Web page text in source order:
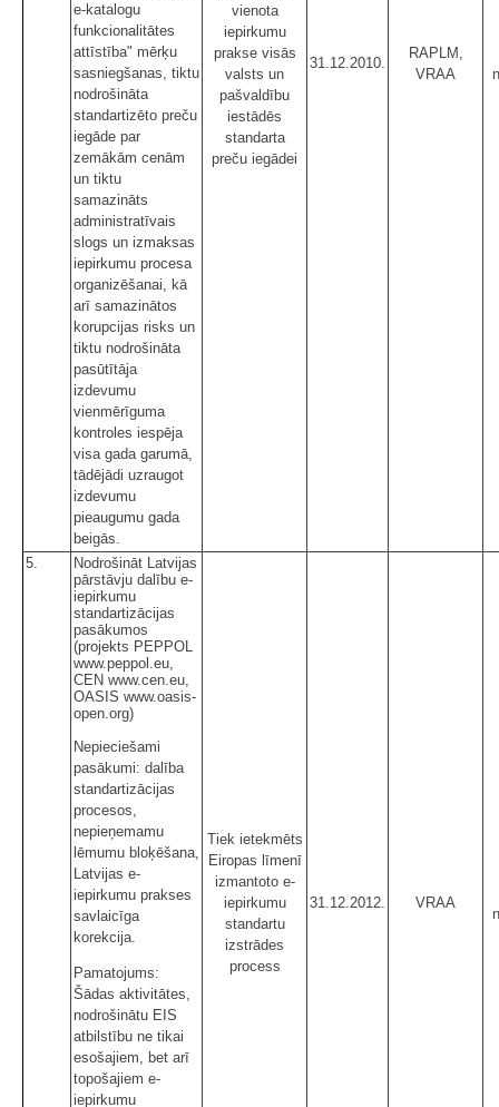
e-katalogu
funkcionalitātes
attīstība" mērķu
sasniegšanas, tiktu
nodrošināta
standartizēto preču
iegāde par
zemākām cenām
un tiktu
samazināts
administratīvais
slogs un izmaksas
iepirkumu procesa
organizēšanai, kā
arī samazinātos
korupcijas risks un
tiktu nodrošināta
pasūtītāja
izdevumu
vienmērīguma
kontroles iespēja
visa gada garumā,
tādējādi uzraugot
izdevumu
pieaugumu gada
beigās.
vienota
iepirkumu
prakse visās
valsts un
pašvaldību
iestādēs
standarta
preču iegādei
31.12.2010.
RAPLM,
VRAA
5.
Nodrošināt Latvijas
pārstāvju dalību e-
iepirkumu
standartizācijas
pasākumos
(projekts PEPPOL
www.peppol.eu,
CEN www.cen.eu,
OASIS www.oasis-
open.org)
Nepieciešami
pasākumi: dalība
standartizācijas
procesos,
nepieņemamu
lēmumu bloķēšana,
Latvijas e-
iepirkumu prakses
savlaicīga
korekcija.
Pamatojums:
Šādas aktivitātes,
nodrošinātu EIS
atbilstību ne tikai
esošajiem, bet arī
topošajiem e-
iepirkumu
Tiek ietekmēts
Eiropas līmenī
izmantoto e-
iepirkumu
standartu
izstrādes
process
31.12.2012. VRAA